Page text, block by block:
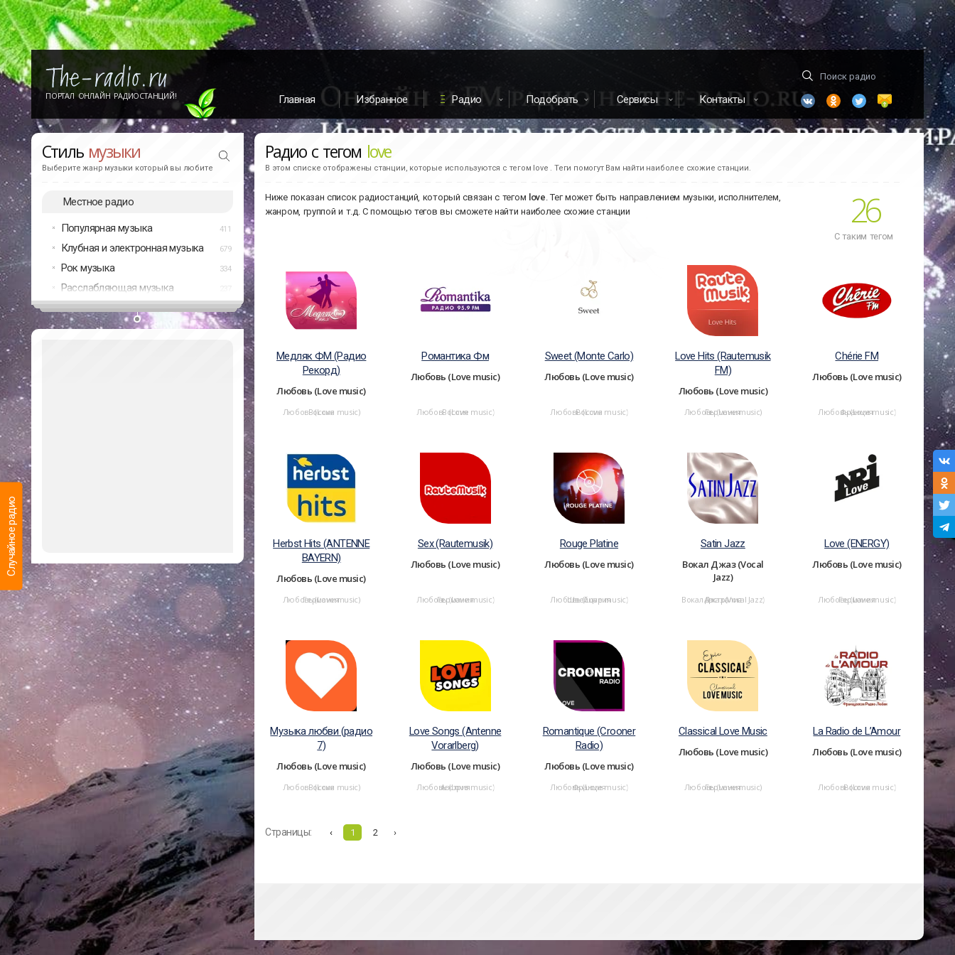
Случайное радио
ПОРТАЛ ОНЛАЙН РАДИОСТАНЦИЙ! Главная Избранное Радио Подобрать Сервисы Контакты
Стиль музыки
Выберите жанр музыки который вы любите
Местное радио
Популярная музыка 411
Клубная и электронная музыка 679
Рок музыка 334
Расслабляющая музыка
Радио с тегом love
В этом списке отображены станции, которые используются с тегом love . Теги помогут Вам найти наиболее схожие станции.
Ниже показан список радиостанций, который связан с тегом love . Тег может быть направлением музыки, исполнителем,
жанром, группой и т.д. С помощью тегов вы сможете найти наиболее схожие станции
26
С таким тегом
Медляк ФМ (Радио
Рекорд)
Любовь (Love music)
Любовь (Love music)
Россия
Романтика Фм
Любовь (Love music)
Любовь (Love music)
Россия
Sweet (Monte Carlo)
Любовь (Love music)
Любовь (Love music)
Россия
Love Hits (Rautemusik
FM)
Любовь (Love music)
Любовь (Love music)
Германия
Chérie FM
Любовь (Love music)
Любовь (Love music)
Франция
Herbst Hits (ANTENNE
BAYERN)
Любовь (Love music)
Любовь (Love music)
Германия
Sex (Rautemusik)
Любовь (Love music)
Любовь (Love music)
Германия
Rouge Platine
Любовь (Love music)
Любовь (Love music)
Швейцария
Satin Jazz
Вокал Джаз (Vocal
Jazz)
Вокал Джаз (Vocal Jazz)
Австралия
Love (ENERGY)
Любовь (Love music)
Любовь (Love music)
Германия
Музыка любви (радио
7)
Любовь (Love music)
Любовь (Love music)
Россия
Love Songs (Antenne
Vorarlberg)
Любовь (Love music)
Любовь (Love music)
Австрия
Romantique (Crooner
Radio)
Любовь (Love music)
Любовь (Love music)
Франция
Classical Love Music
Любовь (Love music)
Любовь (Love music)
Германия
La Radio de L’Amour
Любовь (Love music)
Любовь (Love music)
Россия
Страницы: ‹ 1 2 ›